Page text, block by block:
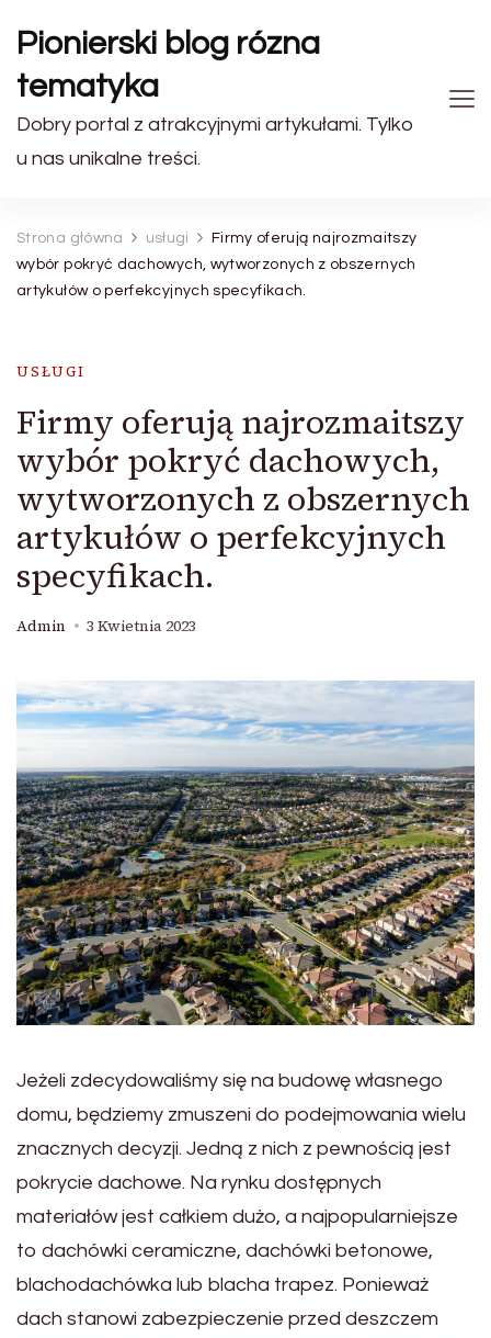
Pionierski blog rózna
tematyka
Dobry portal z atrakcyjnymi artykułami. Tylko
u nas unikalne treści.
Strona główna usługi
Firmy oferują najrozmaitszy
wybór pokryć dachowych, wytworzonych z obszernych
artykułów o perfekcyjnych specyfikach.
USŁUGI
Firmy oferują najrozmaitszy
wybór pokryć dachowych,
wytworzonych z obszernych
artykułów o perfekcyjnych
specyfikach.
Admin 3 Kwietnia 2023
Jeżeli zdecydowaliśmy się na budowę własnego
domu, będziemy zmuszeni do podejmowania wielu
znacznych decyzji. Jedną z nich z pewnością jest
pokrycie dachowe. Na rynku dostępnych
materiałów jest całkiem dużo, a najpopularniejsze
to dachówki ceramiczne, dachówki betonowe,
blachodachówka lub blacha trapez. Ponieważ
dach stanowi zabezpieczenie przed deszczem